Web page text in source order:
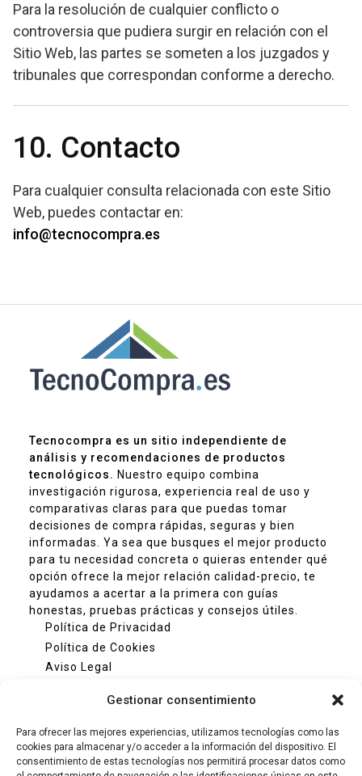
Gestionar consentimiento
Para ofrecer las mejores experiencias, utilizamos tecnologías como las
cookies para almacenar y/o acceder a la información del dispositivo. El
consentimiento de estas tecnologías nos permitirá procesar datos como
Para la resolución de cualquier conflicto o
controversia que pudiera surgir en relación con el
Sitio Web, las partes se someten a los juzgados y
tribunales que correspondan conforme a derecho.
10. Contacto
Para cualquier consulta relacionada con este Sitio
Web, puedes contactar en:
info@tecnocompra.es
Tecnocompra es un sitio independiente de
análisis y recomendaciones de productos
tecnológicos. Nuestro equipo combina
investigación rigurosa, experiencia real de uso y
comparativas claras para que puedas tomar
decisiones de compra rápidas, seguras y bien
informadas. Ya sea que busques el mejor producto
para tu necesidad concreta o quieras entender qué
opción ofrece la mejor relación calidad-precio, te
ayudamos a acertar a la primera con guías
honestas, pruebas prácticas y consejos útiles.
Política de Privacidad
Política de Cookies
Aviso Legal